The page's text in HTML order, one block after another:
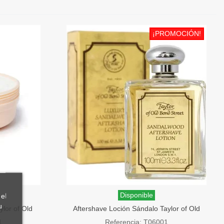
of Old
¡PROMOCIÓN!
Disponible
Aftershave Loción Sándalo Taylor of Old
Bond Street 100ml
Referencia: T06001